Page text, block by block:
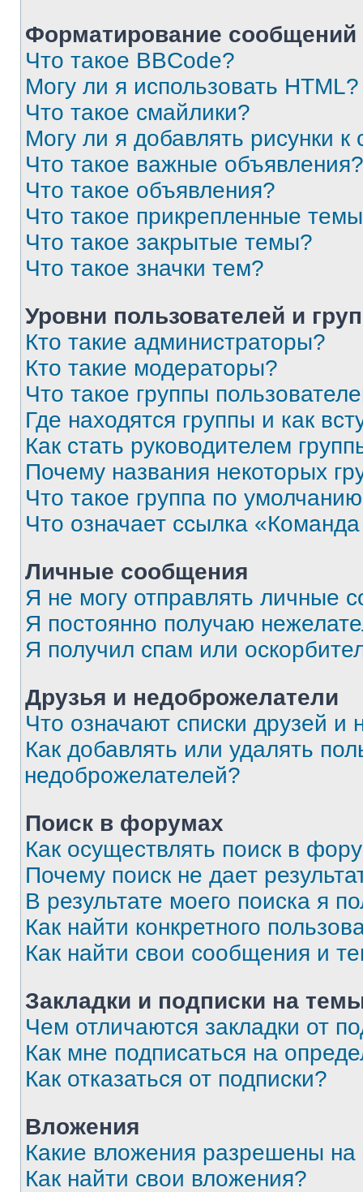
Форматирование
Что такое BBCode?
Могу ли я использовать HTML?
Что такое смайлики?
Могу ли я добавлять рисунки
Что такое важные объявления?
Что такое объявления?
Что такое прикрепленные
Что такое закрытые темы?
Что такое значки тем?
Уровни пользователей и
Кто такие администраторы?
Кто такие модераторы?
Что такое группы
Где находятся группы и как
Как стать руководителем
Почему названия некоторых
Что такое группа по
Что означает ссылка
Личные сообщения
Я не могу отправлять личные
Я постоянно получаю
Я получил спам или
Друзья и недоброжелатели
Что означают списки друзей и
Как добавлять или удалять
недоброжелателей?
Поиск в форумах
Как осуществлять поиск в
Почему поиск не дает
В результате моего поиска я
Как найти конкретного
Как найти свои сообщения и
Закладки и подписки на
Чем отличаются закладки от
Как мне подписаться на
Как отказаться от подписки?
Вложения
Какие вложения разрешены
Как найти свои вложения?